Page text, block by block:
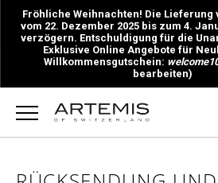
Fröhliche Weihnachten! Die Lieferung
vom 22. Dezember 2025 bis zum 4.
verzögern. Entschuldigung für die
Exklusive Online Angebote für
Willkommensgutschein:
bearbeiten)